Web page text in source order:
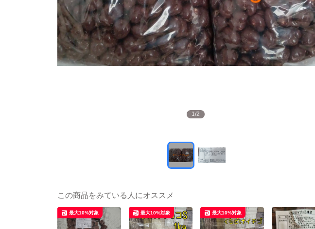
1/2
この商品をみている人にオススメ
最大10%対象 最大10%対象 最大10%対象